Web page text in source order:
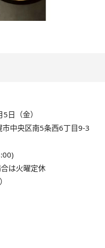
日（金）
中央区南5条西6丁目9-3
は火曜定休